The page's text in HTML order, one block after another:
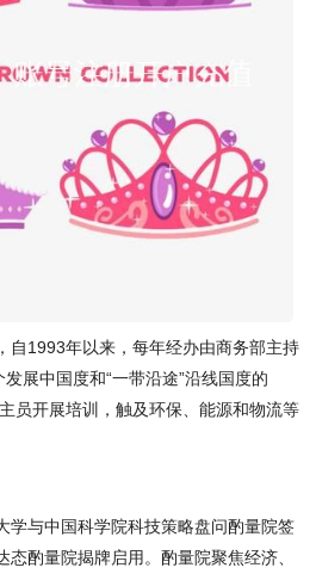
自1993年以来，每年经办由商务部主持
展中国度和“一带沿途”沿线国度的
员开展培训，触及环保、能源和物流等
学与中国科学院科技策略盘问酌量院签
酌量院揭牌启用。酌量院聚焦经济、